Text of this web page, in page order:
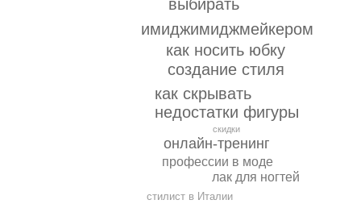
имиджимиджмейкером
как носить юбку
выбирать
создание стиля
как скрывать
недостатки фигуры
онлайн-тренинг
профессии в моде
лак для ногтей
стилист в Италии
скидки